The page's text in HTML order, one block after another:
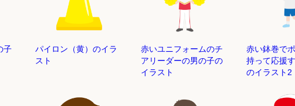
子
パイロン（黄）のイラ
スト
赤いユニフォームのチ
アリーダーの男の子の
イラスト
赤い鉢巻で
持って応援
のイラスト2